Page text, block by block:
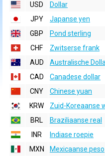
USD
Dollar
JPY
Japanse yen
GBP
Pond sterling
CHF
Zwitserse frank
AUD
Australische
CAD
Canadese dollar
CNY
Chinese yuan
KRW
Zuid-Koreaanse
BRL
Braziliaanse real
INR
Indiase roepie
MXN
Mexicaanse peso